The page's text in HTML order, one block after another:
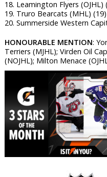
18. Leamington Flyers (OJHL)
19. Truro Bearcats (MHL) (19)
20. Summerside Western
HONOURABLE MENTION:
Terriers (MJHL); Virden Oil
(NOJHL); Milton Menace